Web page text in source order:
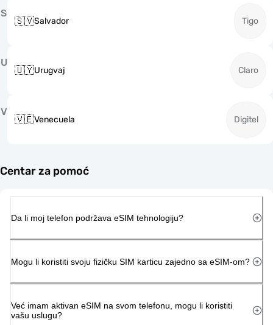
S
🇸🇻Salvador Tigo
U
🇺🇾Urugvaj Claro
V
🇻🇪Venecuela Digitel
Centar za pomoć
Da li moj telefon podržava eSIM tehnologiju?
Mogu li koristiti svoju fizičku SIM karticu zajedno sa eSIM-om?
Već imam aktivan eSIM na svom telefonu, mogu li koristiti
vašu uslugu?